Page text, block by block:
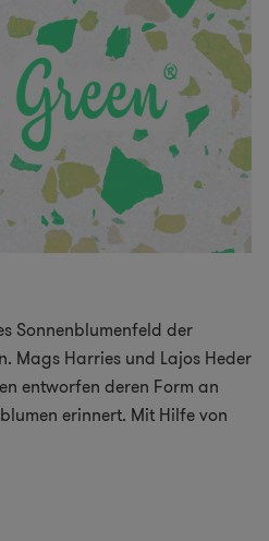
Sonnenblumenfeld der
Mags Harries und Lajos Heder
entworfen deren Form an
erinnert. Mit Hilfe von